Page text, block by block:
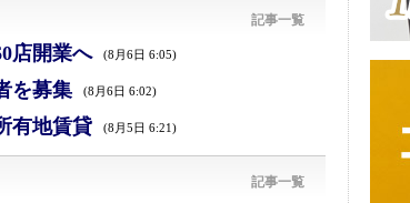
記事一覧
店開業へ (8月6日 6:05)
を募集 (8月6日 6:02)
有地賃貸 (8月5日 6:21)
記事一覧